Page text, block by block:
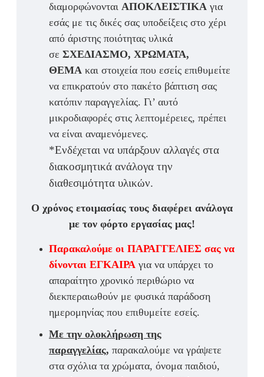
διαμορφώνονται ΑΠΟΚΛΕΙΣΤΙΚΑ για
εσάς με τις δικές σας υποδείξεις στο χέρι
από άριστης ποιότητας υλικά
σε ΣΧΕΔΙΑΣΜΟ, ΧΡΩΜΑΤΑ,
ΘΕΜΑ και στοιχεία που εσείς επιθυμείτε
να επικρατούν στο πακέτο βάπτιση σας
κατόπιν παραγγελίας. Γι’ αυτό
μικροδιαφορές στις λεπτομέρειες, πρέπει
να είναι αναμενόμενες.
*Ενδέχεται να υπάρξουν αλλαγές στα
διακοσμητικά ανάλογα την
διαθεσιμότητα υλικών.
Ο χρόνος ετοιμασίας τους διαφέρει ανάλογα
με τον φόρτο εργασίας μας!
Παρακαλούμε οι ΠΑΡΑΓΓΕΛΙΕΣ σας να
δίνονται ΕΓΚΑΙΡΑ για να υπάρχει το
απαραίτητο χρονικό περιθώριο να
διεκπεραιωθούν με φυσικά παράδοση
ημερομηνίας που επιθυμείτε εσείς.
Με την ολοκλήρωση της
παραγγελίας, παρακαλούμε να γράψετε
στα σχόλια τα χρώματα, όνομα παιδιού,